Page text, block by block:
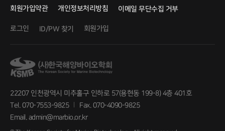
회원가입약관 개인정보처리방침 이메일 무단수집 거부
로그인 ID/PW 찾기 회원가입
22207 인천광역시 미추홀구 인하로 57(용현동 199-8) 4층 401호
Tel. 070-7553-9825
Fax. 070-4090-9825
Email. admin@marbio.or.kr